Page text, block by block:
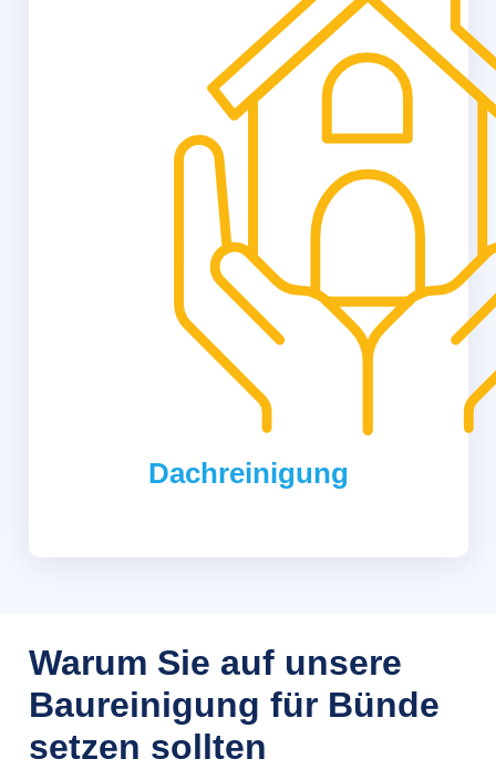
Dachreinigung
Warum Sie auf unsere
Baureinigung für Bünde
setzen sollten